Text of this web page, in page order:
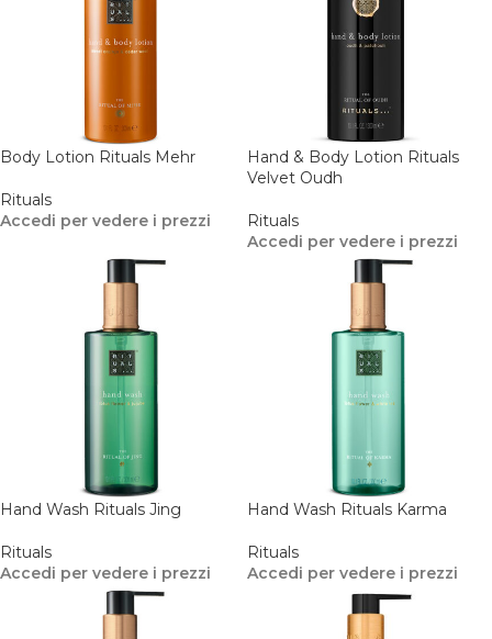
Body Lotion Rituals Mehr
Rituals
Accedi per vedere i prezzi
Hand & Body Lotion Rituals
Velvet Oudh
Rituals
Accedi per vedere i prezzi
Hand Wash Rituals Jing
Rituals
Accedi per vedere i prezzi
Hand Wash Rituals Karma
Rituals
Accedi per vedere i prezzi